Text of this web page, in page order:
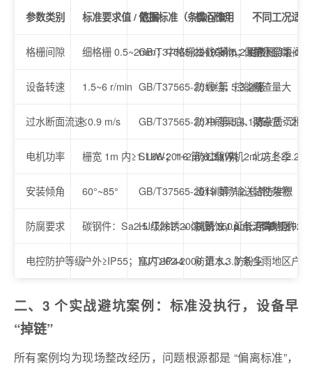
参数类别 标准要求值 / 范围依据标准（条款可查）
核心作用 不同工况适
格栅间隙 细格栅 0.5~2mm；中格栅 3~10mm；粗格栅
GB/T37565-2019 第 5.2.1 条
拦截杂物，保护下游泵阀
雨水泵站（
设备转速 1.5~6 r/min GB/T37565-2019 第 5.3.2 条
防缠绕、控能耗栅渣量大（
过水断面流速≤0.9 m/s GB/T37565-2019 第 5.4.1 条
防冲刷渠底、防杂质沉积
渠道宽＜2m
电机功率 栅宽 1m 内≥1.1kW；1~2m≥1.5kW；2m 以上
SL36-2016 第 6.3.1 条
防过载停机 北方冬季（
安装倾角 60°~85° GB/T37565-2019 第 7.2.1 条
渣料顺畅输送，防堆积
黏性杂物（
防腐要求 碳钢件：Sa2.5 级除锈 + 漆膜≥150μm；不锈钢件：
HJ/T262-2006 第 5.1.6 条、GB/
抗锈蚀，延长寿命沿海地区（
电控防护等级户外≥IP55；室内≥IP44HJ/T262-2006 第 5.3.3 条
防进水、防粉尘多雨地区户
二、3 个实战避坑案例：标准没执行，设备早
“掉链”
所有案例均为现场整改经历，问题根源都是 “偏离标准”，